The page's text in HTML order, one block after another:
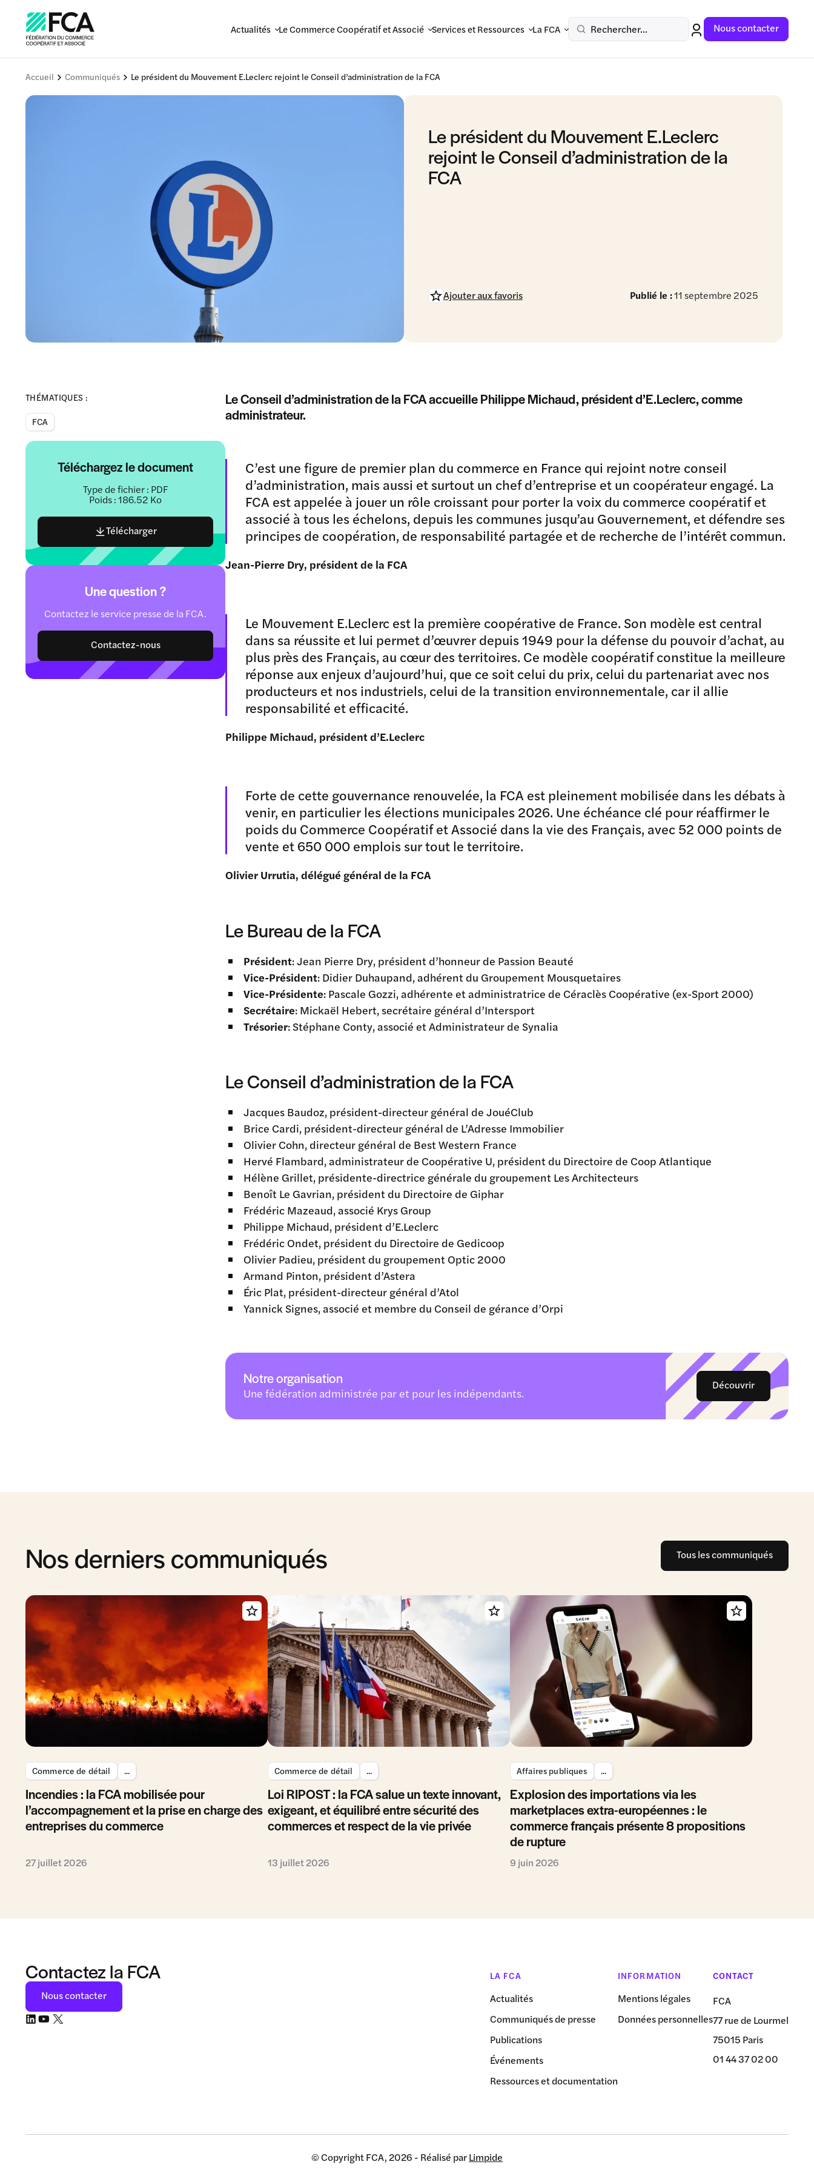
Actualités Le Commerce Coopératif et Associé Services et Ressources La FCA Rechercher... Nous contacter
Accueil Communiqués Le président du Mouvement E.Leclerc rejoint le Conseil d’administration de la FCA
Le président du Mouvement E.Leclerc
rejoint le Conseil d’administration de la
FCA
Publié le :11 septembre 2025
Ajouter aux favoris
THÉMATIQUES :
FCA
Téléchargez le document
Type de fichier : PDF
Poids : 186.52 Ko
Télécharger
Une question ?
Contactez le service presse de la FCA.
Contactez-nous
Le Conseil d’administration de la FCA accueille Philippe Michaud, président d’E.Leclerc, comme
administrateur.
C’est une figure de premier plan du commerce en France qui rejoint notre conseil
d’administration, mais aussi et surtout un chef d’entreprise et un coopérateur engagé. La
FCA est appelée à jouer un rôle croissant pour porter la voix du commerce coopératif et
associé à tous les échelons, depuis les communes jusqu’au Gouvernement, et défendre ses
principes de coopération, de responsabilité partagée et de recherche de l’intérêt commun.
Jean-Pierre Dry, président de la FCA
Le Mouvement E.Leclerc est la première coopérative de France. Son modèle est central
dans sa réussite et lui permet d’œuvrer depuis 1949 pour la défense du pouvoir d’achat, au
plus près des Français, au cœur des territoires. Ce modèle coopératif constitue la meilleure
réponse aux enjeux d’aujourd’hui, que ce soit celui du prix, celui du partenariat avec nos
producteurs et nos industriels, celui de la transition environnementale, car il allie
responsabilité et efficacité.
Philippe Michaud, président d’E.Leclerc
Forte de cette gouvernance renouvelée, la FCA est pleinement mobilisée dans les débats à
venir, en particulier les élections municipales 2026. Une échéance clé pour réaffirmer le
poids du Commerce Coopératif et Associé dans la vie des Français, avec 52 000 points de
vente et 650 000 emplois sur tout le territoire.
Olivier Urrutia, délégué général de la FCA
Le Bureau de la FCA
Président: Jean Pierre Dry, président d’honneur de Passion Beauté
Vice-Président: Didier Duhaupand, adhérent du Groupement Mousquetaires
Vice-Présidente: Pascale Gozzi, adhérente et administratrice de Céraclès Coopérative (ex-Sport 2000)
Secrétaire: Mickaël Hebert, secrétaire général d’Intersport
Trésorier: Stéphane Conty, associé et Administrateur de Synalia
Le Conseil d’administration de la FCA
Jacques Baudoz, président-directeur général de JouéClub
Brice Cardi, président-directeur général de L’Adresse Immobilier
Olivier Cohn, directeur général de Best Western France
Hervé Flambard, administrateur de Coopérative U, président du Directoire de Coop Atlantique
Hélène Grillet, présidente-directrice générale du groupement Les Architecteurs
Benoît Le Gavrian, président du Directoire de Giphar
Frédéric Mazeaud, associé Krys Group
Philippe Michaud, président d’E.Leclerc
Frédéric Ondet, président du Directoire de Gedicoop
Olivier Padieu, président du groupement Optic 2000
Armand Pinton, président d’Astera
Éric Plat, président-directeur général d’Atol
Yannick Signes, associé et membre du Conseil de gérance d’Orpi
Notre organisation
Une fédération administrée par et pour les indépendants.
Découvrir
Nos derniers communiqués Tous les communiqués
Commerce de détail ...
Incendies : la FCA mobilisée pour
l’accompagnement et la prise en charge des
entreprises du commerce
27 juillet 2026
Commerce de détail ...
Loi RIPOST : la FCA salue un texte innovant,
exigeant, et équilibré entre sécurité des
commerces et respect de la vie privée
13 juillet 2026
Affaires publiques ...
Explosion des importations via les
marketplaces extra-européennes : le
commerce français présente 8 propositions
de rupture
9 juin 2026
Contactez la FCA
Nous contacter
LA FCA
Actualités
Communiqués de presse
Publications
Événements
Ressources et documentation
INFORMATION
Mentions légales
Données personnelles
CONTACT
FCA
77 rue de Lourmel
75015 Paris
01 44 37 02 00
© Copyright FCA, 2026 - Réalisé parLimpide